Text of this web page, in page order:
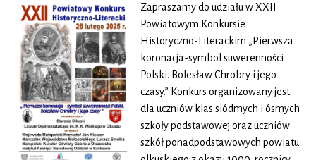
Zapraszamy do udziału w XXII
Powiatowym Konkursie
Historyczno-Literackim „Pierwsza
koronacja-symbol suwerenności
Polski. Bolesław Chrobry i jego
czasy.” Konkurs organizowany jest
dla uczniów klas siódmych i ósmych
szkoły podstawowej oraz uczniów
szkół ponadpodstawowych powiatu